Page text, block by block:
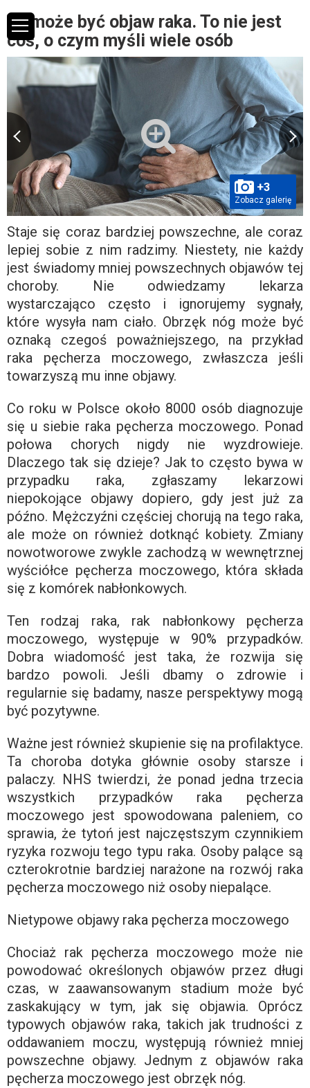
To może być objaw raka. To nie jest
coś, o czym myśli wiele osób
+3
Zobacz galerię
Staje się coraz bardziej powszechne, ale coraz
lepiej sobie z nim radzimy. Niestety, nie każdy
jest świadomy mniej powszechnych objawów tej
choroby. Nie odwiedzamy lekarza
wystarczająco często i ignorujemy sygnały,
które wysyła nam ciało. Obrzęk nóg może być
oznaką czegoś poważniejszego, na przykład
raka pęcherza moczowego, zwłaszcza jeśli
towarzyszą mu inne objawy.
Co roku w Polsce około 8000 osób diagnozuje
się u siebie raka pęcherza moczowego. Ponad
połowa chorych nigdy nie wyzdrowieje.
Dlaczego tak się dzieje? Jak to często bywa w
przypadku raka, zgłaszamy lekarzowi
niepokojące objawy dopiero, gdy jest już za
późno. Mężczyźni częściej chorują na tego raka,
ale może on również dotknąć kobiety. Zmiany
nowotworowe zwykle zachodzą w wewnętrznej
wyściółce pęcherza moczowego, która składa
się z komórek nabłonkowych.
Ten rodzaj raka, rak nabłonkowy pęcherza
moczowego, występuje w 90% przypadków.
Dobra wiadomość jest taka, że ​​rozwija się
bardzo powoli. Jeśli dbamy o zdrowie i
regularnie się badamy, nasze perspektywy mogą
być pozytywne.
Ważne jest również skupienie się na profilaktyce.
Ta choroba dotyka głównie osoby starsze i
palaczy. NHS twierdzi, że ponad jedna trzecia
wszystkich przypadków raka pęcherza
moczowego jest spowodowana paleniem, co
sprawia, że ​​tytoń jest najczęstszym czynnikiem
ryzyka rozwoju tego typu raka. Osoby palące są
czterokrotnie bardziej narażone na rozwój raka
pęcherza moczowego niż osoby niepalące.
Nietypowe objawy raka pęcherza moczowego
Chociaż rak pęcherza moczowego może nie
powodować określonych objawów przez długi
czas, w zaawansowanym stadium może być
zaskakujący w tym, jak się objawia. Oprócz
typowych objawów raka, takich jak trudności z
oddawaniem moczu, występują również mniej
powszechne objawy. Jednym z objawów raka
pęcherza moczowego jest obrzęk nóg.